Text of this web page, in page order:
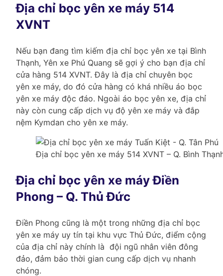
Địa chỉ bọc yên xe máy 514
XVNT
Nếu bạn đang tìm kiếm địa chỉ bọc yên xe tại Bình
Thạnh, Yên xe Phú Quang sẽ gợi ý cho bạn địa chỉ
cửa hàng 514 XVNT. Đây là địa chỉ chuyên bọc
yên xe máy, do đó cửa hàng có khá nhiều áo bọc
yên xe máy độc đáo. Ngoài áo bọc yên xe, địa chỉ
này còn cung cấp dịch vụ độ yên xe máy và đắp
nệm Kymdan cho yên xe máy.
Địa chỉ bọc yên xe máy 514 XVNT – Q. Bình
Địa chỉ bọc yên xe máy Điền
Phong – Q. Thủ Đức
Điền Phong cũng là một trong những địa chỉ bọc
yên xe máy uy tín tại khu vực Thủ Đức, điểm cộng
của địa chỉ này chính là đội ngũ nhân viên đông
đảo, đảm bảo thời gian cung cấp dịch vụ nhanh
chóng.